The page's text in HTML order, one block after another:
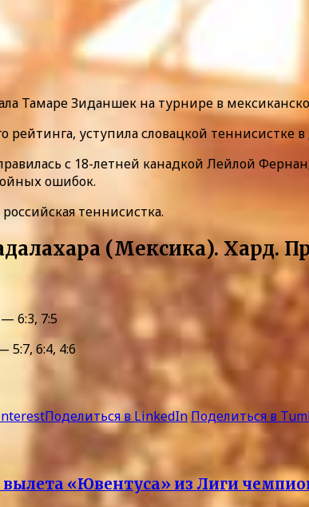
Тамаре Зиданшек на турнире в
уступила словацкой теннисистке в
с 18-летней канадкой Лейлой
ошибок.
теннисистка.
(Мексика). Хард.
— 6:3, 7:5
5:7, 6:4, 4:6
Поделиться в LinkedIn Поделиться в
«Ювентуса» из Лиги